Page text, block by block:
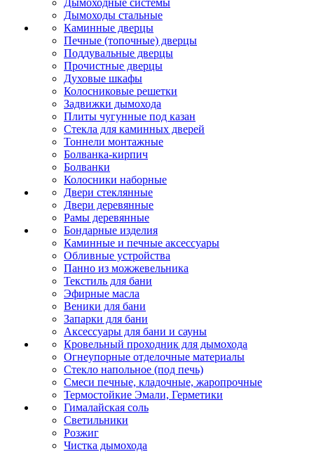
Дымоходные системы
Дымоходы стальные
Каминные дверцы
Печные (топочные) дверцы
Поддувальные дверцы
Прочистные дверцы
Духовые шкафы
Колосниковые решетки
Задвижки дымохода
Плиты чугунные под казан
Стекла для каминных дверей
Тоннели монтажные
Болванка-кирпич
Болванки
Колосники наборные
Двери стеклянные
Двери деревянные
Рамы деревянные
Бондарные изделия
Каминные и печные аксессуары
Обливные устройства
Панно из можжевельника
Текстиль для бани
Эфирные масла
Веники для бани
Запарки для бани
Аксессуары для бани и сауны
Кровельный проходник для дымохода
Огнеупорные отделочные материалы
Стекло напольное (под печь)
Смеси печные, кладочные, жаропрочные
Термостойкие Эмали, Герметики
Гималайская соль
Светильники
Розжиг
Чистка дымохода